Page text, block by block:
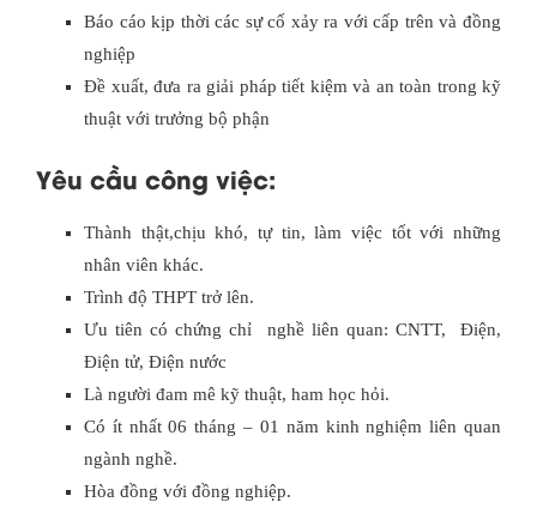
Báo cáo kịp thời các sự cố xảy ra với cấp trên và đồng
nghiệp
Đề xuất, đưa ra giải pháp tiết kiệm và an toàn trong kỹ
thuật với trưởng bộ phận
Yêu cầu công việc:
Thành thật,chịu khó, tự tin, làm việc tốt với những
nhân viên khác.
Trình độ THPT trở lên.
Ưu tiên có chứng chỉ nghề liên quan: CNTT, Điện,
Điện tử, Điện nước
Là người đam mê kỹ thuật, ham học hỏi.
Có ít nhất 06 tháng – 01 năm kinh nghiệm liên quan
ngành nghề.
Hòa đồng với đồng nghiệp.